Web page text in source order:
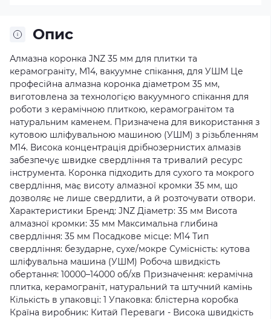
Опис
Алмазна коронка JNZ 35 мм для плитки та
керамограніту, M14, вакуумне спікання, для УШМ Це
професійна алмазна коронка діаметром 35 мм,
виготовлена за технологією вакуумного спікання для
роботи з керамічною плиткою, керамогранітом та
натуральним каменем. Призначена для використання з
кутовою шліфувальною машиною (УШМ) з різьбленням
M14. Висока концентрація дрібнозернистих алмазів
забезпечує швидке свердління та тривалий ресурс
інструмента. Коронка підходить для сухого та мокрого
свердління, має висоту алмазної кромки 35 мм, що
дозволяє не лише свердлити, а й розточувати отвори.
Характеристики Бренд: JNZ Діаметр: 35 мм Висота
алмазної кромки: 35 мм Максимальна глибина
свердління: 35 мм Посадкове місце: M14 Тип
свердління: безударне, сухе/мокре Сумісність: кутова
шліфувальна машина (УШМ) Робоча швидкість
обертання: 10000–14000 об/хв Призначення: керамічна
плитка, керамограніт, натуральний та штучний камінь
Кількість в упаковці: 1 Упаковка: блістерна коробка
Країна виробник: Китай Переваги - Висока швидкість